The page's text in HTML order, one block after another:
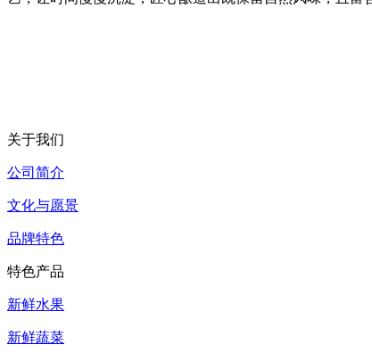
关于我们
公司简介
文化与愿景
品牌特色
特色产品
新鲜水果
新鲜蔬菜